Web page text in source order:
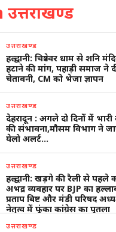
उत्तराखण्ड
हल्द्वानी: चित्रेश्वर धाम से शनि
हटाने की मांग, पहाड़ी समाज ने
चेतावनी, CM को भेजा ज्ञापन
उत्तराखण्ड
देहरादून : अगले दो दिनों में भारी
की संभावना,मौसम विभाग ने
येलो अलर्ट…
उत्तराखण्ड
हल्द्वानी: खड़गे की रैली से पहले
अभद्र व्यवहार पर BJP का
प्रताप बिष्ट और मंडी परिषद
नेतृत्व में फूंका कांग्रेस का पुतला
उत्तराखण्ड